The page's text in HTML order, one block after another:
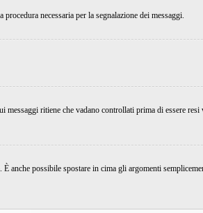
necessaria per la segnalazione dei messaggi.
ritiene che vadano controllati prima di essere
anche possibile spostare in cima gli argomenti